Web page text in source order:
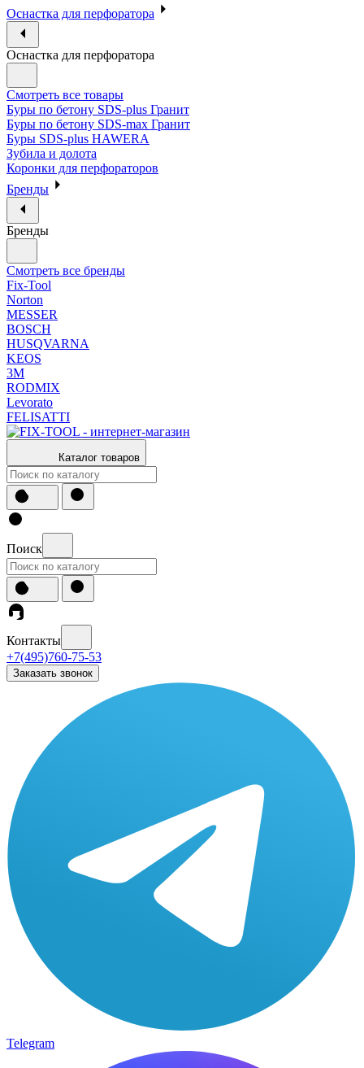
Оснастка для перфоратора
Оснастка для перфоратора
Смотреть все товары
Буры по бетону SDS-plus Гранит
Буры по бетону SDS-max Гранит
Буры SDS-plus HAWERA
Зубила и долота
Коронки для перфораторов
Бренды
Бренды
Смотреть все бренды
Fix-Tool
Norton
MESSER
BOSCH
HUSQVARNA
KEOS
3М
RODMIX
Levorato
FELISATTI
Каталог товаров
Поиск
Контакты
+7(495)760-75-53
Заказать звонок
Telegram